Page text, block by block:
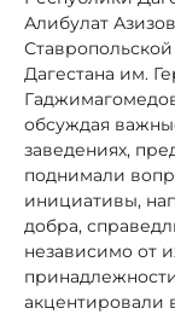
Алибулат
Дагестана им.
обсуждая
заведениях,
поднимали
инициативы,
добра,
независимо от
акцентировали